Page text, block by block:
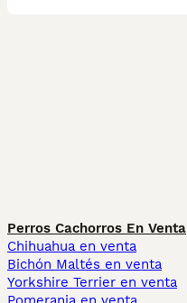
Perros Cachorros En Venta
Chihuahua en venta
Bichón Maltés en venta
Yorkshire Terrier en venta